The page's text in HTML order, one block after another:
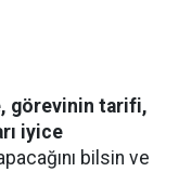
görevinin tarifi,
iyice
bilsin ve